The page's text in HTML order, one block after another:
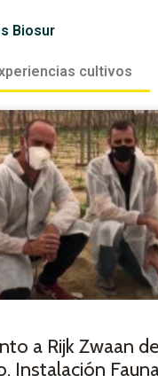
Biosur
cultivos
a Rijk Zwaan
Instalación